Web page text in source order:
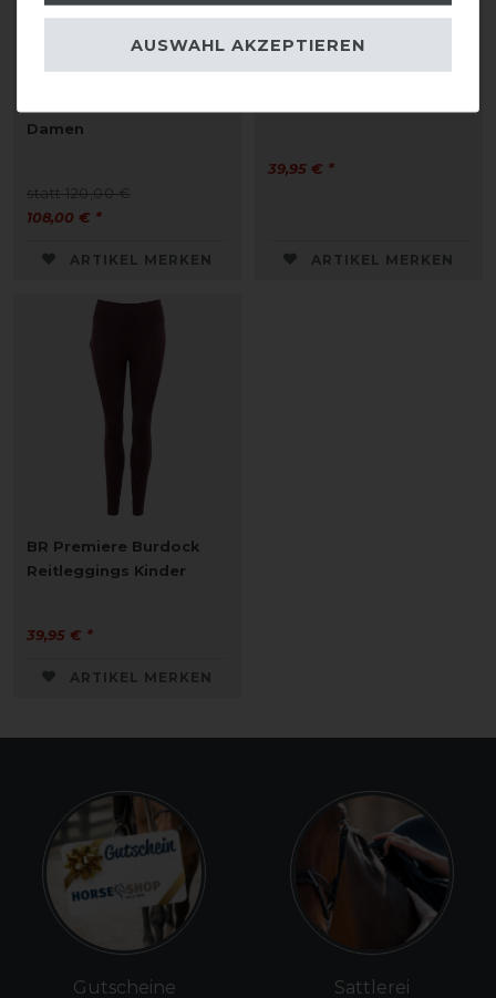
Damen
statt 120,00 €
108,00 € *
ARTIKEL MERKEN
39,95 € *
ARTIKEL MERKEN
BR Premiere Burdock
Reitleggings Kinder
39,95 € *
ARTIKEL MERKEN
Gutscheine Sattlerei
AUSWAHL AKZEPTIEREN